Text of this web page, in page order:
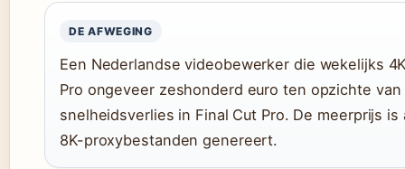
DE AFWEGING
Een Nederlandse videobewerker die wekelijks
Pro ongeveer zeshonderd euro ten opzichte
snelheidsverlies in Final Cut Pro. De meerprijs
8K-proxybestanden genereert.